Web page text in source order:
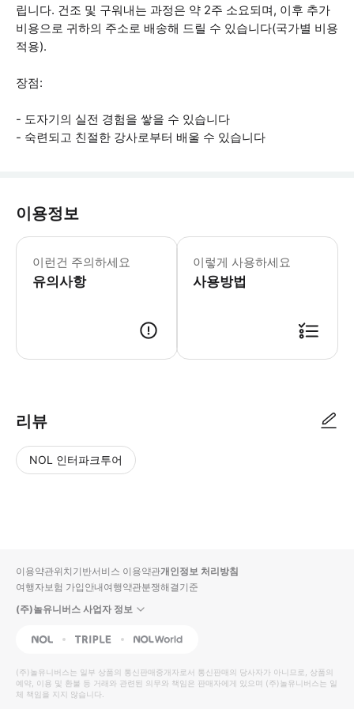
립니다. 건조 및 구워내는 과정은 약 2주 소요되며, 이후 추가
비용으로 귀하의 주소로 배송해 드릴 수 있습니다(국가별 비용
적용).
장점:
- 도자기의 실전 경험을 쌓을 수 있습니다
- 숙련되고 친절한 강사로부터 배울 수 있습니다
이용정보
이런건 주의하세요
유의사항
친밀한 스튜디오에서 수업당 최대 8
이렇게 사용하세요
사용방법
리뷰
NOL 인터파크투어
입니
다.
높
은
순
동
영
상
순
상
이용약관위치기반서비스 이용약관개인정보 처리방침
여행자보험 가입안내여행약관분쟁해결기준
(주)놀유니버스 사업자 정보
NOL Triple Interpark Global
(주)놀유니버스는 일부 상품의 통신판매중개자로서 통신판매의 당사자가 아니므로, 상품의
예약, 이용 및 환불 등 거래와 관련된 의무와 책임은 판매자에게 있으며 (주)놀유니버스는 일
체 책임을 지지 않습니다.